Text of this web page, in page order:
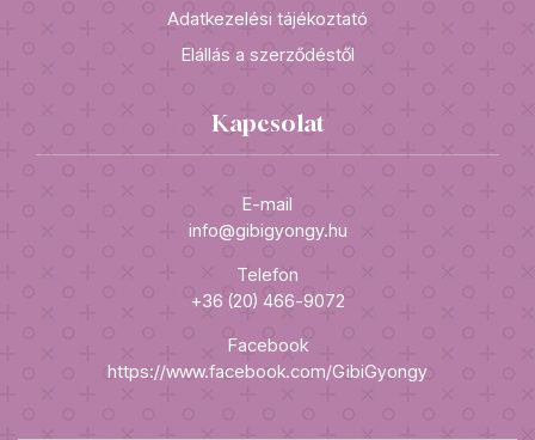
Adatkezelési tájékoztató
Elállás a szerződéstől
Kapcsolat
E-mail
info@gibigyongy.hu
Telefon
+36 (20) 466-9072
Facebook
https://www.facebook.com/GibiGyongy